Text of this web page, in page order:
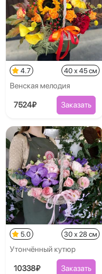
4.7 40 x 45 см
Венская мелодия
7524₽ Заказать
5.0 30 x 28 см
Утончённый кутюр
10338₽ Заказать